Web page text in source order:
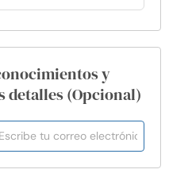
y
detalles (Opcional)